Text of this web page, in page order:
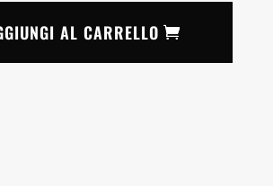
AL CARRELLO